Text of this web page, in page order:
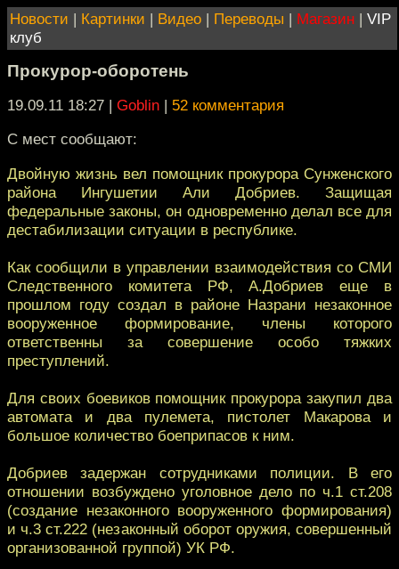
Новости | Картинки | Видео | Переводы | Магазин | VIP
клуб
Прокурор-оборотень
19.09.11 18:27 | Goblin | 52 комментария
С мест сообщают:
Двойную жизнь вел помощник прокурора Сунженского
района Ингушетии Али Добриев. Защищая
федеральные законы, он одновременно делал все для
дестабилизации ситуации в республике.
Как сообщили в управлении взаимодействия со СМИ
Следственного комитета РФ, А.Добриев еще в
прошлом году создал в районе Назрани незаконное
вооруженное формирование, члены которого
ответственны за совершение особо тяжких
преступлений.
Для своих боевиков помощник прокурора закупил два
автомата и два пулемета, пистолет Макарова и
большое количество боеприпасов к ним.
Добриев задержан сотрудниками полиции. В его
отношении возбуждено уголовное дело по ч.1 ст.208
(создание незаконного вооруженного формирования)
и ч.3 ст.222 (незаконный оборот оружия, совершенный
организованной группой) УК РФ.